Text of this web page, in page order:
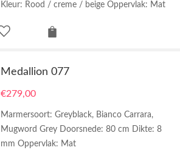
Kleur: Rood / creme / beige Oppervlak: Mat
Medallion 077
€279,00
Marmersoort: Greyblack, Bianco Carrara,
Mugword Grey Doorsnede: 80 cm Dikte: 8
mm Oppervlak: Mat